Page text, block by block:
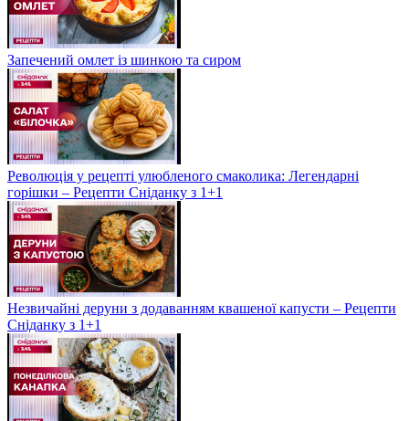
Запечений омлет із шинкою та сиром
Революція у рецепті улюбленого смаколика: Легендарні
горішки – Рецепти Сніданку з 1+1
Незвичайні деруни з додаванням квашеної капусти – Рецепти
Сніданку з 1+1